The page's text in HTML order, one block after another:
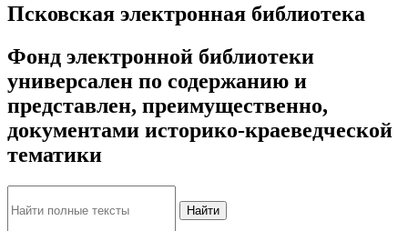
Псковская электронная библиотека
Фонд электронной библиотеки
универсален по содержанию и
представлен, преимущественно,
документами историко-краеведческой
тематики
Найти